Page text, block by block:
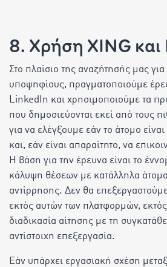
8. Χρήση XING
Στο πλαίσιο της αναζήτησής μας
υποψηφίους, πραγματοποιούμε
LinkedIn και χρησιμοποιούμε τα
που δημοσιεύονται εκεί από τους
για να ελέγξουμε εάν το άτομο
και, εάν είναι απαραίτητο, να
Η βάση για την έρευνα είναι το
κάλυψη θέσεων με κατάλληλα
αντίρρησης. Δεν θα
εκτός αυτών των πλατφορμών,
διαδικασία αίτησης με τη
αντίστοιχη επεξεργασία.
Εάν υπάρχει εργασιακή σχέση